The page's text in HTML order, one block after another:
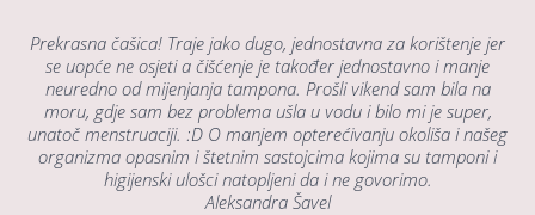
Prekrasna čašica! Traje jako dugo, jednostavna za korištenje jer
se uopće ne osjeti a čišćenje je također jednostavno i manje
neuredno od mijenjanja tampona. Prošli vikend sam bila na
moru, gdje sam bez problema ušla u vodu i bilo mi je super,
unatoč menstruaciji. :D O manjem opterećivanju okoliša i našeg
organizma opasnim i štetnim sastojcima kojima su tamponi i
higijenski ulošci natopljeni da i ne govorimo.
Aleksandra Šavel